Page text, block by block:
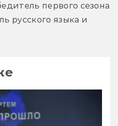
первого сезона
русского языка и